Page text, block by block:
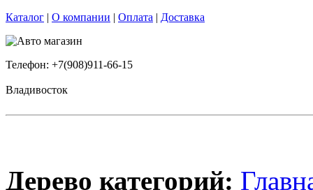
Каталог | О компании | Оплата | Доставка
Телефон: +7(908)911-66-15
Владивосток
Дерево категорий: